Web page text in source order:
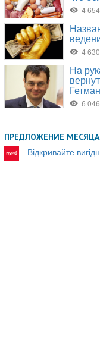
ПРЕДЛОЖЕНИЕ
Відкривайте